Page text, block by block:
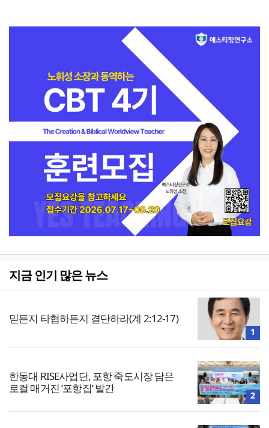
지금 인기 많은 뉴스
믿든지 타협하든지 결단하라(계 2:12-17)
1
한동대 RISE사업단, 포항 죽도시장 담은
로컬 매거진 ‘포항집’ 발간
2